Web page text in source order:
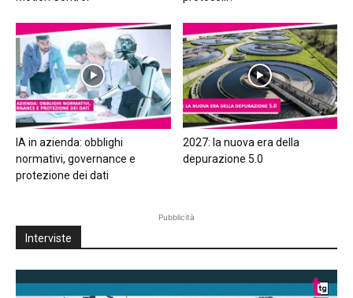
IA in azienda: obblighi
normativi, governance e
protezione dei dati
2027: la nuova era della
depurazione 5.0
Pubblicità
Interviste